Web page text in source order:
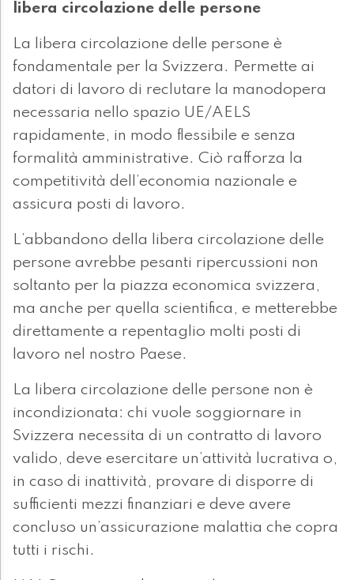
libera circolazione delle persone
La libera circolazione delle persone è
fondamentale per la Svizzera. Permette ai
datori di lavoro di reclutare la manodopera
necessaria nello spazio UE/AELS
rapidamente, in modo flessibile e senza
formalità amministrative. Ciò rafforza la
competitività dell’economia nazionale e
assicura posti di lavoro.
L’abbandono della libera circolazione delle
persone avrebbe pesanti ripercussioni non
soltanto per la piazza economica svizzera,
ma anche per quella scientifica, e metterebbe
direttamente a repentaglio molti posti di
lavoro nel nostro Paese.
La libera circolazione delle persone non è
incondizionata: chi vuole soggiornare in
Svizzera necessita di un contratto di lavoro
valido, deve esercitare un’attività lucrativa o,
in caso di inattività, provare di disporre di
sufficienti mezzi finanziari e deve avere
concluso un’assicurazione malattia che copra
tutti i rischi.